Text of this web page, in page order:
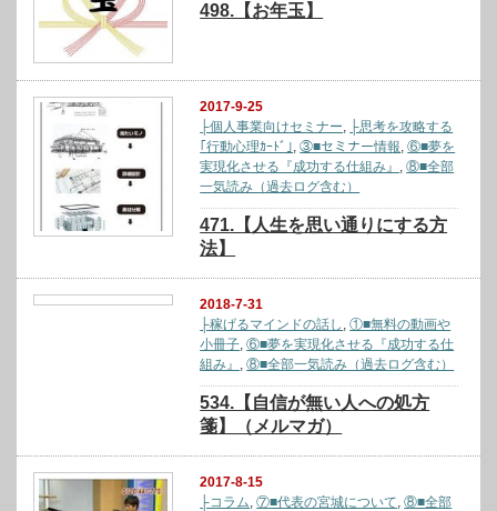
498.【お年玉】
2017-9-25
├個人事業向けセミナー
├思考を攻略する
｢行動心理ｶｰﾄﾞ｣ ,③■セミナー情報 ,⑥■夢を
実現化させる『成功する仕組み』
,⑧■全部
一気読み（過去ログ含む）
471.【人生を思い通りにする方
法】
2018-7-31
├稼げるマインドの話し ,①■無料の動画や
小冊子 ,⑥■夢を実現化させる『成功する仕
組み』
,⑧■全部一気読み（過去ログ含む）
534.【自信が無い人への処方
箋】（メルマガ）
2017-8-15
├コラム ,⑦■代表の宮城について ,⑧■全部